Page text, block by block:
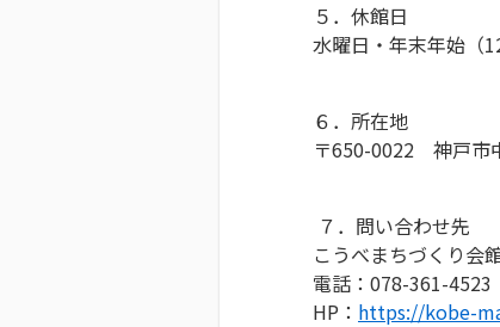
５．休館日
水曜日・年末年始（
６．所在地
〒650-0022 神戸市
７．問い合わせ先
こうべまちづくり会
電話：078-361-4523
HP： https://kobe-